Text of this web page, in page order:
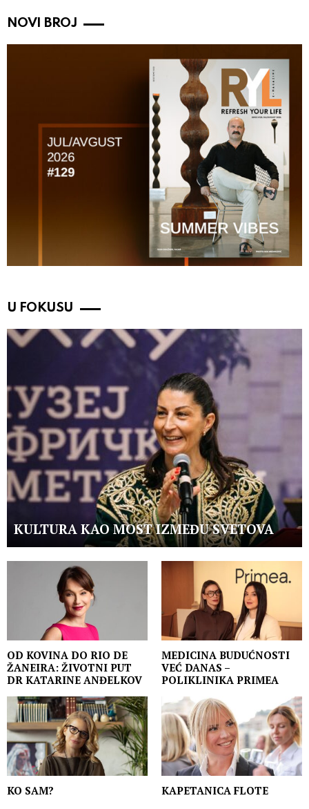
NOVI BROJ
U FOKUSU
KULTURA KAO MOST IZMEĐU SVETOVA
OD KOVINA DO RIO DE
ŽANEIRA: ŽIVOTNI PUT
DR KATARINE ANĐELKOV
MEDICINA BUDUĆNOSTI
VEĆ DANAS –
POLIKLINIKA PRIMEA
KO SAM? KAPETANICA FLOTE